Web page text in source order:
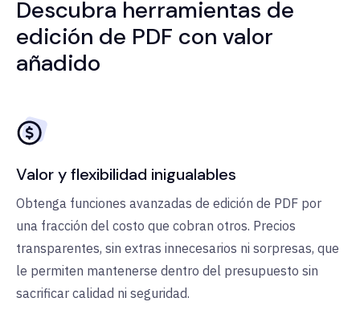
Descubra herramientas de
edición de PDF con valor
añadido
Valor y flexibilidad inigualables
Obtenga funciones avanzadas de edición de PDF por
una fracción del costo que cobran otros. Precios
transparentes, sin extras innecesarios ni sorpresas, que
le permiten mantenerse dentro del presupuesto sin
sacrificar calidad ni seguridad.